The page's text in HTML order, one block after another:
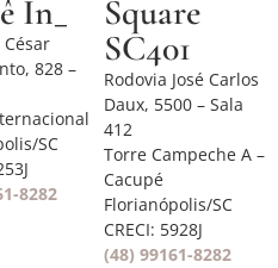
In_
828 –
SC
8282
Square
SC401
Rodovia José Carlos
Daux, 5500 – Sala
412
Torre Campeche A –
Cacupé
Florianópolis/SC
CRECI: 5928J
(48) 99161-8282